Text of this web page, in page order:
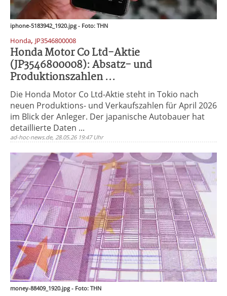
iphone-5183942_1920.jpg - Foto: THN
Honda, JP3546800008
Honda Motor Co Ltd-Aktie
(JP3546800008): Absatz- und
Produktionszahlen ...
Die Honda Motor Co Ltd-Aktie steht in Tokio nach
neuen Produktions- und Verkaufszahlen für April 2026
im Blick der Anleger. Der japanische Autobauer hat
detaillierte Daten ...
ad-hoc-news.de, 28.05.26 19:47 Uhr
money-88409_1920.jpg - Foto: THN